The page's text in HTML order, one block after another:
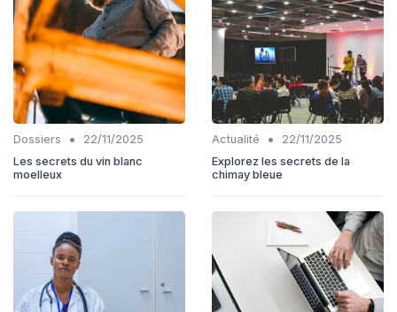
Dossiers •
22/11/2025
Les secrets du vin blanc
moelleux
Actualité •
22/11/2025
Explorez les secrets de la
chimay bleue